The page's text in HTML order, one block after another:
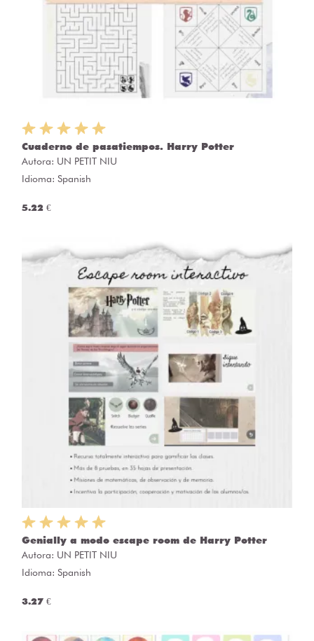
Cuaderno de pasatiempos. Harry Potter
Autora: UN PETIT NIU
Idioma: Spanish
5.22 €
Genially a modo escape room de Harry Potter
Autora: UN PETIT NIU
Idioma: Spanish
3.27 €